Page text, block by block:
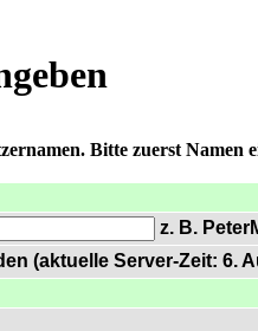
Bitte zuerst Namen
z. B.
(aktuelle Server-Zeit: 6.